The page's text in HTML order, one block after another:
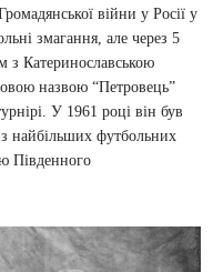
війни у Росії у
змагання, але через 5
з Катеринославською
назвою “Петровець”
У 1961 році він був
найбільших футбольних
Південного